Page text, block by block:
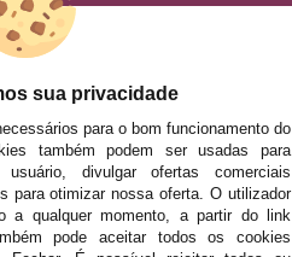
PARA ADULTOS
POR AUTORES
ACESSÓRIOS
JOGOS DE TABULEIRO
sua privacidade
para o bom funcionamento do
também podem ser usadas para
divulgar ofertas comerciais
para otimizar nossa oferta. O utilizador
a qualquer momento, a partir do link
pode aceitar todos os cookies